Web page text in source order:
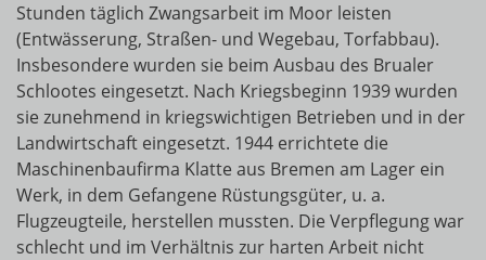
Stunden täglich Zwangsarbeit im Moor leisten
(Entwässerung, Straßen- und Wegebau, Torfabbau).
Insbesondere wurden sie beim Ausbau des Brualer
Schlootes eingesetzt. Nach Kriegsbeginn 1939 wurden
sie zunehmend in kriegswichtigen Betrieben und in der
Landwirtschaft eingesetzt. 1944 errichtete die
Maschinenbaufirma Klatte aus Bremen am Lager ein
Werk, in dem Gefangene Rüstungsgüter, u. a.
Flugzeugteile, herstellen mussten. Die Verpflegung war
schlecht und im Verhältnis zur harten Arbeit nicht